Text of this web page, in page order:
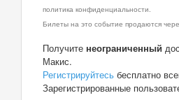
политика конфиденциальности.
Билеты на это событие продаются
Получите неограниченный
Макис.
Регистрируйтесь бесплатно
Зарегистрированные